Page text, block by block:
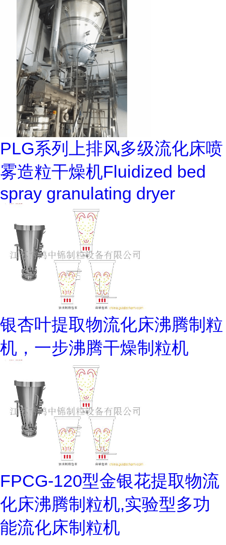
PLG系列上排风多级流化床喷
雾造粒干燥机Fluidized bed
spray granulating dryer
银杏叶提取物流化床沸腾制粒
机，一步沸腾干燥制粒机
FPCG-120型金银花提取物流
化床沸腾制粒机,实验型多功
能流化床制粒机